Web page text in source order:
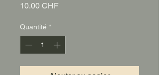
10.00 CHFPrix
Quantité *